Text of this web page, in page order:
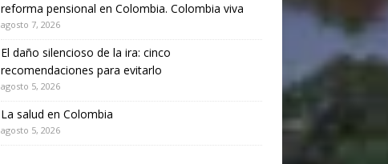
reforma pensional en Colombia. Colombia viva
agosto 7, 2026
El daño silencioso de la ira: cinco
recomendaciones para evitarlo
agosto 5, 2026
La salud en Colombia
agosto 5, 2026